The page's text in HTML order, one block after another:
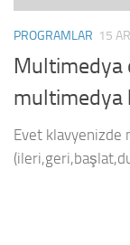
PROGRAMLAR 15
Multimedya
multimedya
Evet klavyenizde